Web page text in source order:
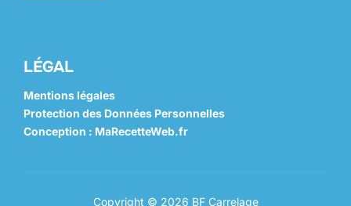
LÉGAL
Mentions légales
Protection des Données Personnelles
Conception : MaRecetteWeb.fr
Copyright © 2026 BF Carrelage